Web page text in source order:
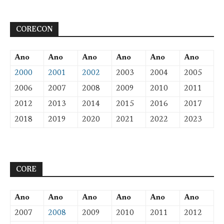
CORECON
Ano Ano Ano Ano Ano Ano
2000 2001 2002 2003 2004 2005
2006 2007 2008 2009 2010 2011
2012 2013 2014 2015 2016 2017
2018 2019 2020 2021 2022 2023
CORE
Ano Ano Ano Ano Ano Ano
2007 2008 2009 2010 2011 2012